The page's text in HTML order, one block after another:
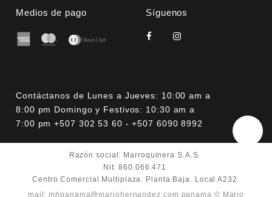
Medios de pago Síguenos
Contáctanos de Lunes a Jueves: 10:00 am a
8:00 pm Domingo y Festivos: 10:30 am a
7:00 pm +507 302 53 60 - +507 6090 8992
Razón social: Marroquinera S.A.S.
Nit: 860.066.471
Centro Comercial Multiplaza. Planta Baja. Local A232
mail: mhpanama@mariohernandez.com panama © Mario